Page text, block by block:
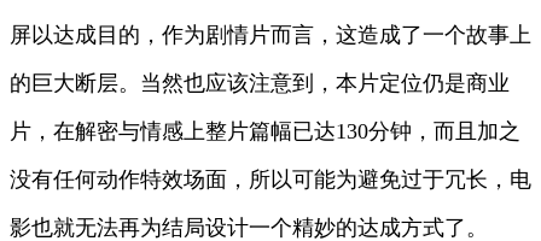
屏以达成目的，作为剧情片而言，这造成了一个故事上
的巨大断层。当然也应该注意到，本片定位仍是商业
片，在解密与情感上整片篇幅已达130分钟，而且加之
没有任何动作特效场面，所以可能为避免过于冗长，电
影也就无法再为结局设计一个精妙的达成方式了。